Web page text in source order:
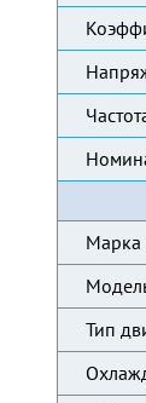
Марка
Тип